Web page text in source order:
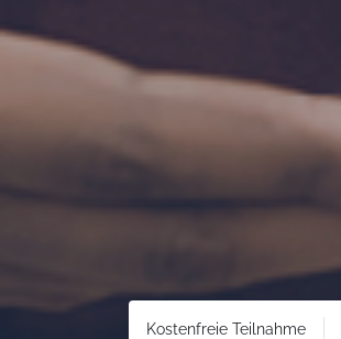
Kostenfreie Teilnahme